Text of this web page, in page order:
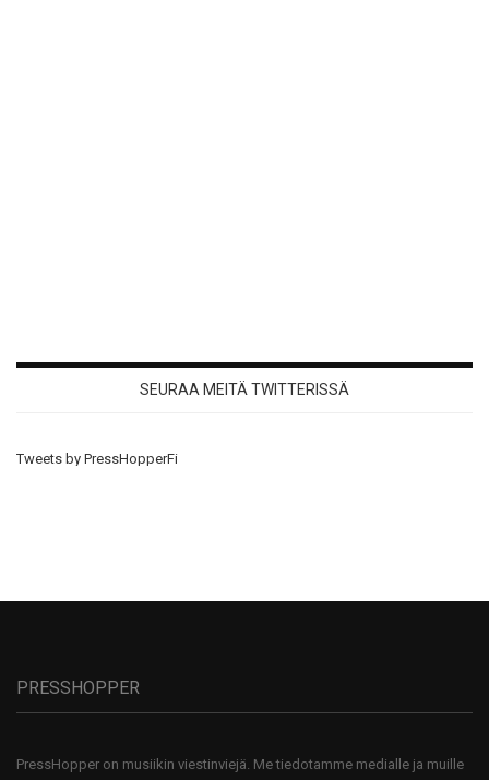
SEURAA MEITÄ TWITTERISSÄ
Tweets by PressHopperFi
PRESSHOPPER
PressHopper on musiikin viestinviejä. Me tiedotamme medialle ja muille